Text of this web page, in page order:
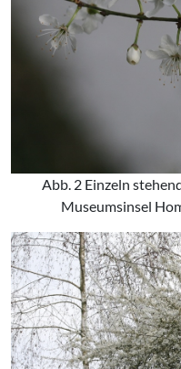
Abb. 2 Einzeln
Museumsinsel